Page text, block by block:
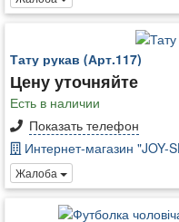
Тату рукав (Арт.117)
Цену уточняйте
Есть в наличии
Показать телефон
Интернет-магазин "JOY-
Жалоба